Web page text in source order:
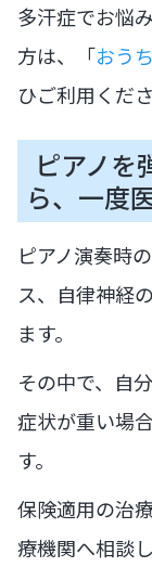
多汗症でお悩
方は、「おう
ひご利用くださ
ピアノを
ら、一度
ピアノ演奏時
ス、自律神経
ます。
その中で、自
症状が重い場
す。
保険適用の治
療機関へ相談